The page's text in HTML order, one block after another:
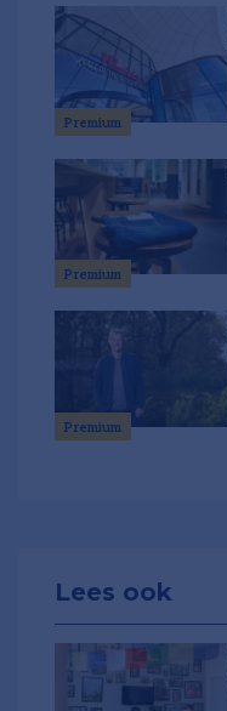
Premium
Premium
Premium
Lees ook